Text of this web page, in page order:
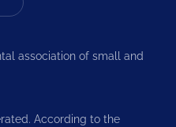
association of small and
According to the